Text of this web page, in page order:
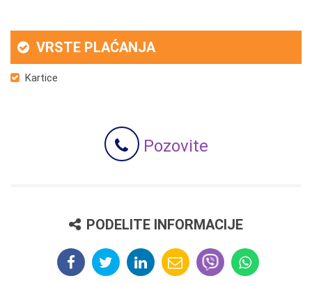
VRSTE PLAĆANJA
Kartice
Pozovite
PODELITE INFORMACIJE